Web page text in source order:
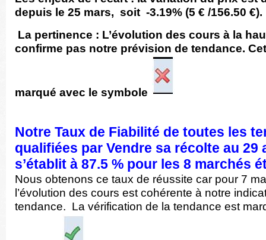
depuis le 25 mars, soit -3.19% (5 € /156.50 €).
La pertinence : L’évolution des cours à la
confirme pas notre prévision de tendance.
marqué avec le symbole
Notre Taux de Fiabilité de toutes les
qualifiées par Vendre sa récolte au 29
s’établit à 87.5 % pour les 8 marchés
Nous obtenons ce taux de réussite car pour 7
l’évolution des cours est cohérente à notre
tendance. La vérification de la tendance est